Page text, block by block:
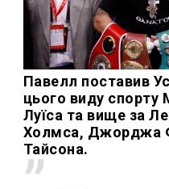
Павелл поставив
цього виду
Луїса та вище за
Холмса, Джорджа
Тайсона.